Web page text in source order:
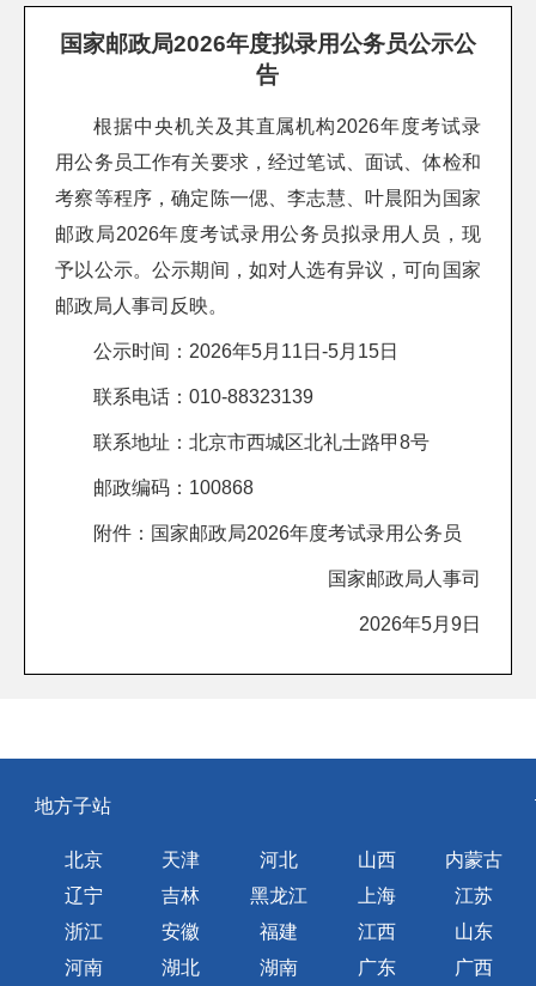
国家邮政局2026年度拟录用公务员公示公
告
根据中央机关及其直属机构2026年度考试录
用公务员工作有关要求，经过笔试、面试、体检和
考察等程序，确定陈一偲、李志慧、叶晨阳为国家
邮政局2026年度考试录用公务员拟录用人员，现
予以公示。公示期间，如对人选有异议，可向国家
邮政局人事司反映。
公示时间：2026年5月11日-5月15日
联系电话：010-88323139
联系地址：北京市西城区北礼士路甲8号
邮政编码：100868
附件： 国家邮政局2026年度考试录用公务员
国家邮政局人事司
2026年5月9日
地方子站
北京 天津 河北 山西
内蒙古
辽宁
吉林 黑龙江 上海
江苏
浙江
安徽 福建 江西
山东
河南
湖北 湖南 广东 广西